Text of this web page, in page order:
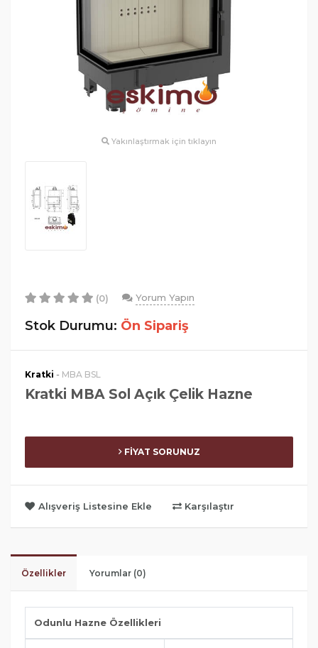
Yakınlaştırmak için tıklayın
(0) Yorum Yapın
Stok Durumu: Ön Sipariş
Kratki - MBA BSL
Kratki MBA Sol Açık Çelik Hazne
FİYAT SORUNUZ
Alışveriş Listesine Ekle Karşılaştır
Özellikler Yorumlar (0)
Odunlu Hazne Özellikleri